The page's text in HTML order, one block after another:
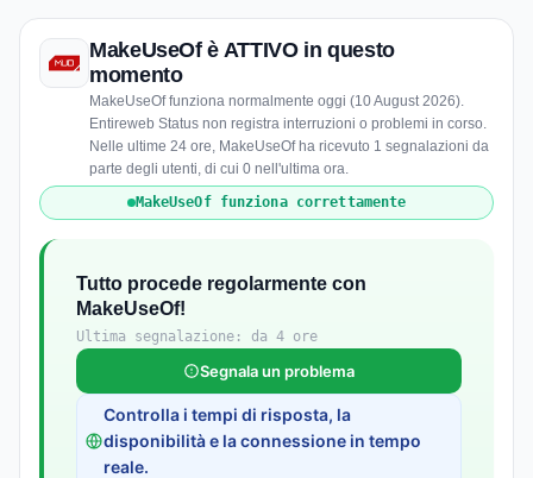
MakeUseOf è ATTIVO in questo
momento
MakeUseOf funziona normalmente oggi (10 August 2026).
Entireweb Status non registra interruzioni o problemi in corso.
Nelle ultime 24 ore, MakeUseOf ha ricevuto 1 segnalazioni da
parte degli utenti, di cui 0 nell'ultima ora.
MakeUseOf funziona correttamente
Tutto procede regolarmente con
MakeUseOf!
Ultima segnalazione: da 4 ore
Segnala un problema
Controlla i tempi di risposta, la
disponibilità e la connessione in tempo
reale.